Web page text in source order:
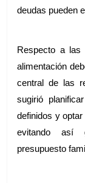
deudas pueden
Respecto a las
alimentación
central de las
sugirió
definidos y
evitando así
presupuesto